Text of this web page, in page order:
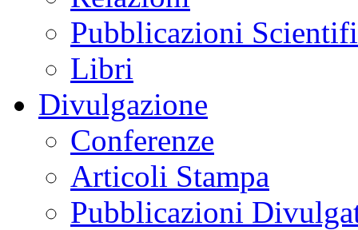
Pubblicazioni
Libri
Divulgazione
Conferenze
Articoli Stampa
Pubblicazioni